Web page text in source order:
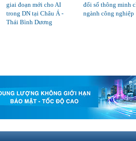
giai đoạn mới cho AI
trong DN tại Châu Á -
Thái Bình Dương
đổi số thông minh
ngành công nghiệp